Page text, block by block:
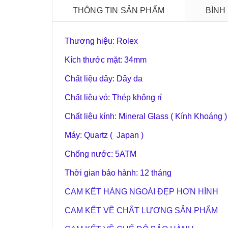
THÔNG TIN SẢN PHẨM
Thương hiệu: Rolex
Kích thước mặt: 34mm
Chất liệu dây: Dây da
Chất liệu vỏ: Thép không rỉ
Chất liệu kính: Mineral Glass ( Kính Khoáng )
Máy: Quartz ( Japan )
Chống nước: 5ATM
Thời gian bảo hành: 12 tháng
CAM KẾT HÀNG NGOÀI ĐẸP HƠN HÌNH
CAM KẾT VỀ CHẤT LƯỢNG SẢN PHẨM